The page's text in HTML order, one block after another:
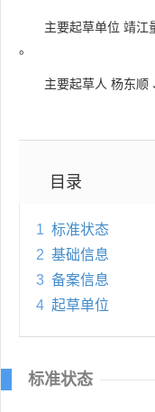
主要起草单位 靖江
。
主要起草人 杨东顺
目录
1 标准状态
2 基础信息
3 备案信息
4 起草单位
标准状态